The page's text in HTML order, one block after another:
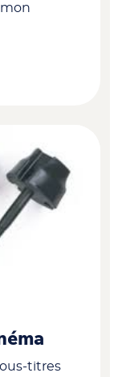
mon
titres